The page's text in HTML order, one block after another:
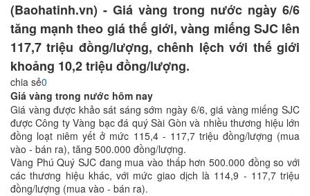
(Baohatinh.vn) - Giá vàng trong nước ngày 6/6
tăng mạnh theo giá thế giới, vàng miếng SJC lên
117,7 triệu đồng/lượng, chênh lệch với thế giới
khoảng 10,2 triệu đồng/lượng.
chia sẻ0
Giá vàng trong nước hôm nay
Giá vàng được khảo sát sáng sớm ngày 6/6, giá vàng miếng SJC
được Công ty Vàng bạc đá quý Sài Gòn và nhiều thương hiệu lớn
đồng loạt niêm yết ở mức 115,4 - 117,7 triệu đồng/lượng (mua
vào - bán ra), tăng 500.000 đồng/lượng.
Vàng Phú Quý SJC đang mua vào thấp hơn 500.000 đồng so với
các thương hiệu khác, với mức giao dịch là 114,9 - 117,7 triệu
đồng/lượng (mua vào - bán ra).